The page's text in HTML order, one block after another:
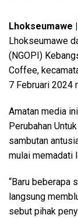
Lhokseumawe |
Lhokseumawe
(NGOPI)
Coffee,
7 Februari 2024
Amatan media
Perubahan
sambutan
mulai memadati
“Baru beberapa
langsung
sebut pihak